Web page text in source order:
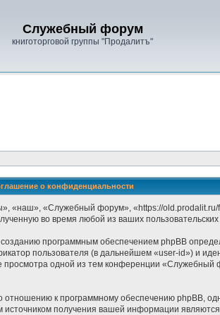
Служебный форум
книготорговой группы "Продалитъ"
о конфиденциальности
«наш», «Служебный форум», «https://
во время любой из ваших
программным обеспечением phpBB
пользователя (в дальнейшем «user-id») и
одной из тем конференции
к программному обеспечению phpBB,
получения вашей информации